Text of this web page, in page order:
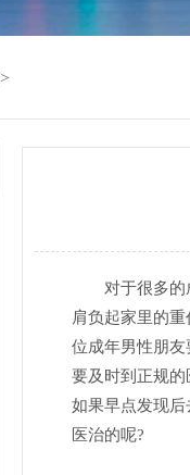
>
对于很多
肩负起家里的
位成年男性朋
要及时到正规
如果早点发现
医治的呢?